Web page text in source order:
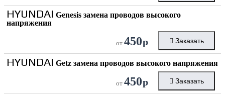
HYUNDAI Genesis замена проводов высокого
напряжения
от 450р Заказать
HYUNDAI Getz замена проводов высокого напряжения
от 450р Заказать